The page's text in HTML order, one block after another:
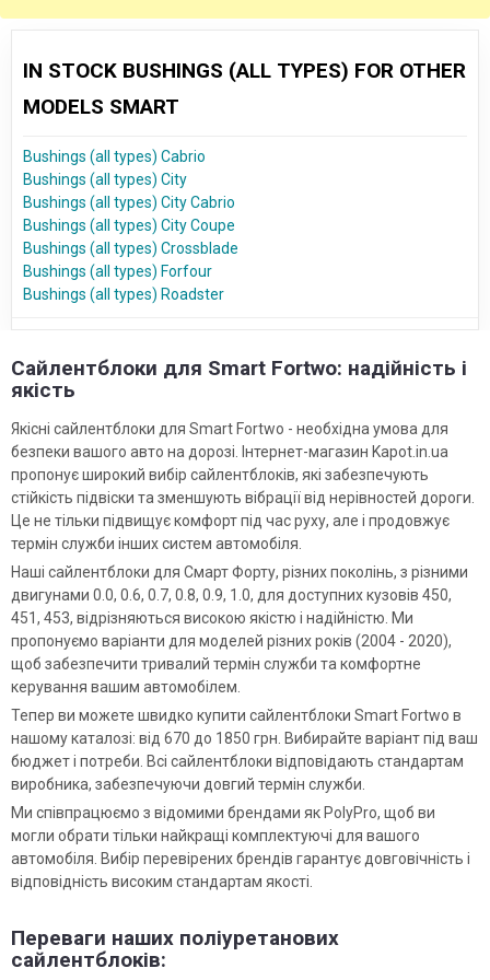
IN STOCK BUSHINGS (ALL TYPES) FOR OTHER
MODELS SMART
Bushings (all types) Cabrio
Bushings (all types) City
Bushings (all types) City Cabrio
Bushings (all types) City Coupe
Bushings (all types) Crossblade
Bushings (all types) Forfour
Bushings (all types) Roadster
Сайлентблоки для Smart Fortwo: надійність і
якість
Якісні сайлентблоки для Smart Fortwo - необхідна умова для
безпеки вашого авто на дорозі. Інтернет-магазин Kapot.in.ua
пропонує широкий вибір сайлентблоків, які забезпечують
стійкість підвіски та зменшують вібрації від нерівностей дороги.
Це не тільки підвищує комфорт під час руху, але і продовжує
термін служби інших систем автомобіля.
Наші сайлентблоки для Смарт Форту, різних поколінь, з різними
двигунами 0.0, 0.6, 0.7, 0.8, 0.9, 1.0, для доступних кузовів 450,
451, 453, відрізняються високою якістю і надійністю. Ми
пропонуємо варіанти для моделей різних років (2004 - 2020),
щоб забезпечити тривалий термін служби та комфортне
керування вашим автомобілем.
Тепер ви можете швидко купити сайлентблоки Smart Fortwo в
нашому каталозі: від 670 до 1850 грн. Вибирайте варіант під ваш
бюджет і потреби. Всі сайлентблоки відповідають стандартам
виробника, забезпечуючи довгий термін служби.
Ми співпрацюємо з відомими брендами як PolyPro, щоб ви
могли обрати тільки найкращі комплектуючі для вашого
автомобіля. Вибір перевірених брендів гарантує довговічність і
відповідність високим стандартам якості.
Переваги наших поліуретанових
сайлентблоків: